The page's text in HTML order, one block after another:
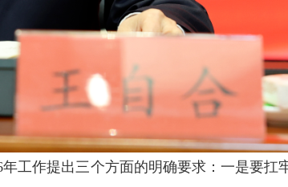
工作提出三个方面的明确要求：一是要扛